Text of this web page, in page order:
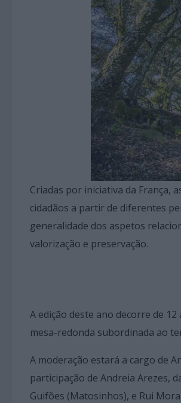
Criadas por iniciativa da França,
cidadãos a partir de diferentes
generalidade dos aspetos
valorização e preservação.
A edição deste ano decorre de
mesa-redonda subordinada ao
A moderação estará a cargo de
participação de Andreia Arezes,
Guifões (Matosinhos), e Rui